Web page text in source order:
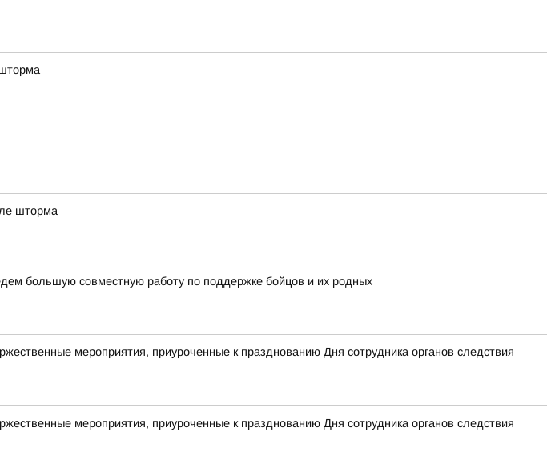
шторма
большую совместную работу по поддержке бойцов и их родных
мероприятия, приуроченные к празднованию Дня сотрудника органов следствия
мероприятия, приуроченные к празднованию Дня сотрудника органов следствия